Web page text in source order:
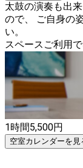
太鼓の演奏も出
ので、 ご自身の
い。
スペースご利用で
1時間5,500円
空室カレンダーを見